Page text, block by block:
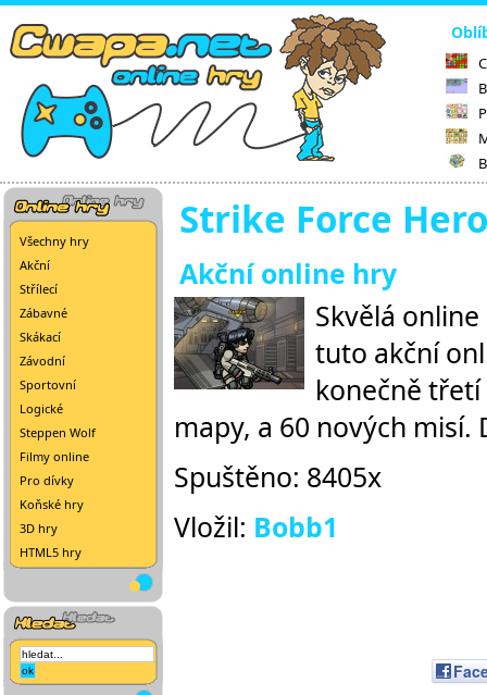
Všechny hry
Akční
Střílecí
Zábavné
Skákací
Závodní
Sportovní
Logické
Steppen Wolf
Filmy online
Pro dívky
Koňské hry
3D hry
HTML5 hry
Strike Force
Akční online hry
Skvělá
tuto akční
konečně
mapy, a 60 nových
Spuštěno: 8405x
Vložil: Bobb1